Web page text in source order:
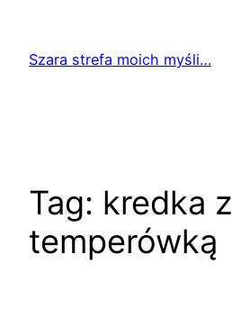
treściSzara strefa moich myśli…
Tag: kredka z
temperówką